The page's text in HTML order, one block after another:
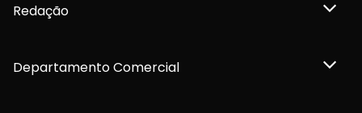
Redação
Departamento Comercial